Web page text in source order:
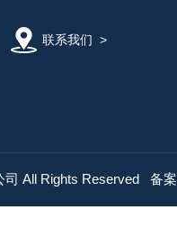
联系我们 >
司 All Rights Reserved 备